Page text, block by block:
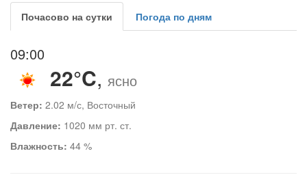
Почасово на сутки Погода по дням
09:00
22°C, ясно
Ветер: 2.02 м/с, Восточный
Давление: 1020 мм рт. ст.
Влажность: 44 %